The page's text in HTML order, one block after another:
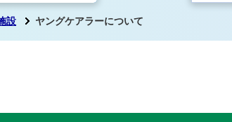
設 ヤングケアラーについて